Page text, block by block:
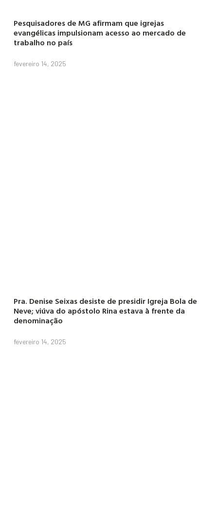
Pesquisadores de MG afirmam que igrejas
evangélicas impulsionam acesso ao mercado de
trabalho no país
fevereiro 14, 2025
Pra. Denise Seixas desiste de presidir Igreja Bola de
Neve; viúva do apóstolo Rina estava à frente da
denominação
fevereiro 14, 2025